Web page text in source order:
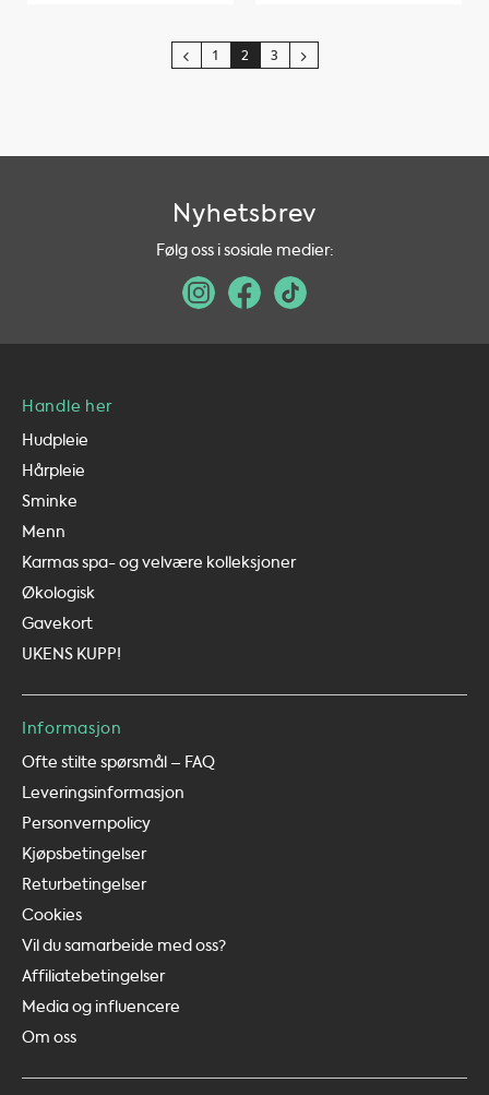
1 2 3
Nyhetsbrev
Følg oss i sosiale medier:
Handle her
Hudpleie
Hårpleie
Sminke
Menn
Karmas spa- og velvære kolleksjoner
Økologisk
Gavekort
UKENS KUPP!
Informasjon
Ofte stilte spørsmål – FAQ
Leveringsinformasjon
Personvernpolicy
Kjøpsbetingelser
Returbetingelser
Cookies
Vil du samarbeide med oss?
Affiliatebetingelser
Media og influencere
Om oss